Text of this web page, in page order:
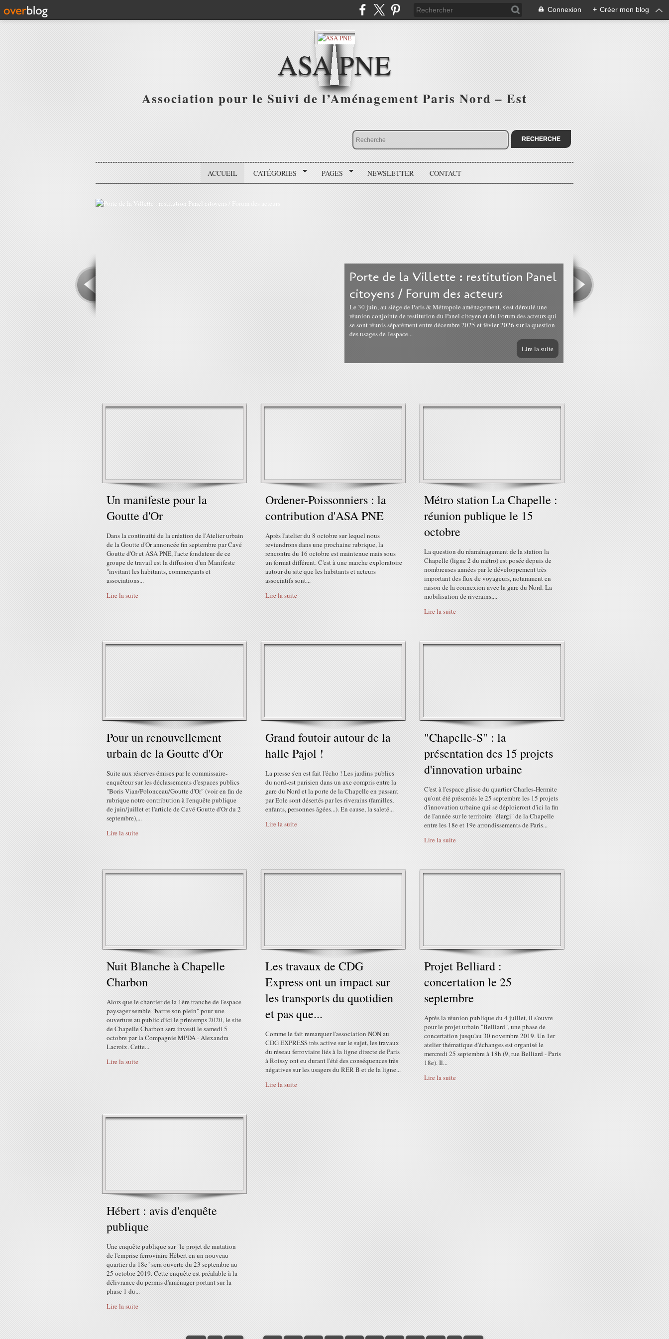
Connexion + Créer mon blog
ASA PNE
Association pour le Suivi de l’Aménagement Paris Nord – Est
ACCUEIL CATÉGORIES PAGES NEWSLETTER CONTACT
Porte de la Villette : restitution Panel
citoyens / Forum des acteurs
Le 30 juin, au siège de Paris & Métropole aménagement, s'est déroulé une
réunion conjointe de restitution du Panel citoyen et du Forum des acteurs qui
se sont réunis séparément entre décembre 2025 et févier 2026 sur la question
des usages de l'espace...
Lire la suite
Un manifeste pour la
Goutte d'Or
Dans la continuité de la création de l'Atelier urbain
de la Goutte d'Or annoncée fin septembre par Cavé
Goutte d'Or et ASA PNE, l'acte fondateur de ce
groupe de travail est la diffusion d'un Manifeste
"invitant les habitants, commerçants et
associations...
Lire la suite
Ordener-Poissonniers : la
contribution d'ASA PNE
Après l'atelier du 8 octobre sur lequel nous
reviendrons dans une prochaine rubrique, la
rencontre du 16 octobre est maintenue mais sous
un format différent. C'est à une marche exploratoire
autour du site que les habitants et acteurs
associatifs sont...
Lire la suite
Métro station La Chapelle :
réunion publique le 15
octobre
La question du réaménagement de la station la
Chapelle (ligne 2 du métro) est posée depuis de
nombreuses années par le développement très
important des flux de voyageurs, notamment en
raison de la connexion avec la gare du Nord. La
mobilisation de riverains,...
Lire la suite
Pour un renouvellement
urbain de la Goutte d'Or
Suite aux réserves émises par le commissaire-
enquêteur sur les déclassements d'espaces publics
"Boris Vian/Polonceau/Goutte d'Or" (voir en fin de
rubrique notre contribution à l'enquête publique
de juin/juillet et l'article de Cavé Goutte d'Or du 2
septembre),...
Lire la suite
Grand foutoir autour de la
halle Pajol !
La presse s'en est fait l'écho ! Les jardins publics
du nord-est parisien dans un axe compris entre la
gare du Nord et la porte de la Chapelle en passant
par Eole sont désertés par les riverains (familles,
enfants, personnes âgées...). En cause, la saleté...
Lire la suite
"Chapelle-S" : la
présentation des 15 projets
d'innovation urbaine
C'est à l'espace glisse du quartier Charles-Hermite
qu'ont été présentés le 25 septembre les 15 projets
d'innovation urbaine qui se déploieront d'ici la fin
de l'année sur le territoire "élargi" de la Chapelle
entre les 18e et 19e arrondissements de Paris...
Lire la suite
Nuit Blanche à Chapelle
Charbon
Alors que le chantier de la 1ère tranche de l'espace
paysager semble "battre son plein" pour une
ouverture au public d'ici le printemps 2020, le site
de Chapelle Charbon sera investi le samedi 5
octobre par la Compagnie MPDA - Alexandra
Lacroix. Cette...
Lire la suite
Les travaux de CDG
Express ont un impact sur
les transports du quotidien
et pas que...
Comme le fait remarquer l'association NON au
CDG EXPRESS très active sur le sujet, les travaux
du réseau ferroviaire liés à la ligne directe de Paris
à Roissy ont eu durant l'été des conséquences très
négatives sur les usagers du RER B et de la ligne...
Lire la suite
Projet Belliard :
concertation le 25
septembre
Après la réunion publique du 4 juillet, il s'ouvre
pour le projet urbain "Belliard", une phase de
concertation jusqu'au 30 novembre 2019. Un 1er
atelier thématique d'échanges est organisé le
mercredi 25 septembre à 18h (9, rue Belliard - Paris
18e). Il...
Lire la suite
Hébert : avis d'enquête
publique
Une enquête publique sur "le projet de mutation
de l'emprise ferroviaire Hébert en un nouveau
quartier du 18e" sera ouverte du 23 septembre au
25 octobre 2019. Cette enquête est préalable à la
délivrance du permis d'aménager portant sur la
phase 1 du...
Lire la suite